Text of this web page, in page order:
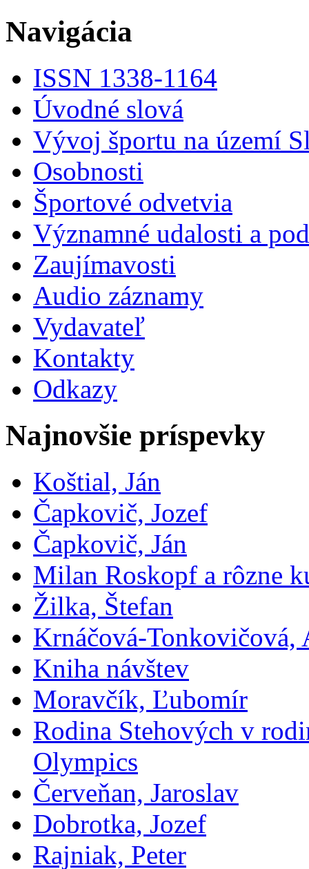
Navigácia
ISSN 1338-1164
Úvodné slová
Vývoj športu na území
Osobnosti
Športové odvetvia
Významné udalosti a
Zaujímavosti
Audio záznamy
Vydavateľ
Kontakty
Odkazy
Najnovšie príspevky
Koštial, Ján
Čapkovič, Jozef
Čapkovič, Ján
Milan Roskopf a rôzne
Žilka, Štefan
Krnáčová-Tonkovičová,
Kniha návštev
Moravčík, Ľubomír
Rodina Stehových v
Olympics
Červeňan, Jaroslav
Dobrotka, Jozef
Rajniak, Peter